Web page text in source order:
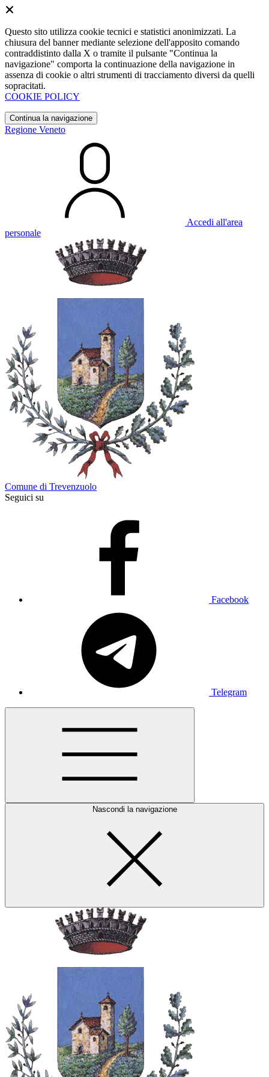
Questo sito utilizza cookie tecnici e statistici anonimizzati. La
chiusura del banner mediante selezione dell'apposito comando
contraddistinto dalla X o tramite il pulsante "Continua la
navigazione" comporta la continuazione della navigazione in
assenza di cookie o altri strumenti di tracciamento diversi da quelli
sopracitati.
COOKIE POLICY
Continua la navigazione
Regione Veneto
Accedi all'area
personale
Comune di Trevenzuolo
Seguici su
Facebook
Telegram
Nascondi la navigazione